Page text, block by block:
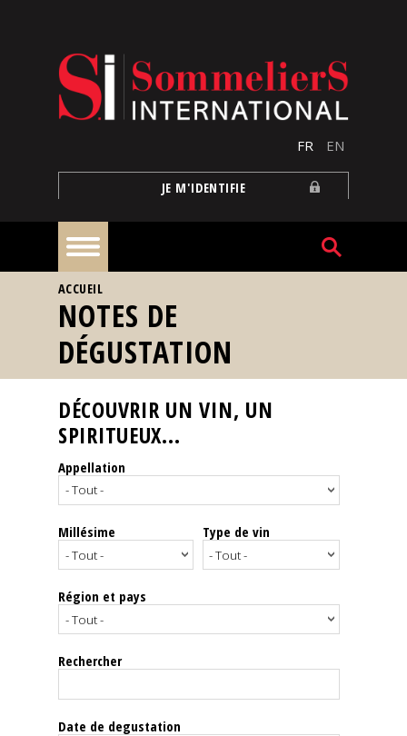
FR EN
JE M'IDENTIFIE
À
la
une
Reportages
Nos
Spiritueux
Notes
dégustation
Le
magazine
VOUS ÊTES ICI
ACCUEIL
NOTES DE
DÉGUSTATION
DÉCOUVRIR UN VIN, UN
SPIRITUEUX...
Appellation
Millésime Type de vin
Région et pays
Rechercher
Date de degustation